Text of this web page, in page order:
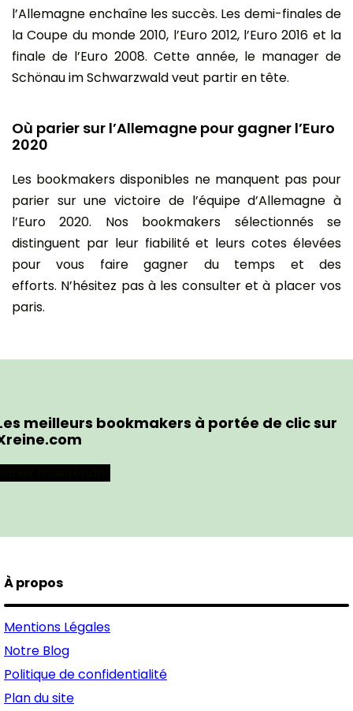
l’Allemagne enchaîne les succès. Les demi-finales de
la Coupe du monde 2010, l’Euro 2012, l’Euro 2016 et la
finale de l’Euro 2008. Cette année, le manager de
Schönau im Schwarzwald veut partir en tête.
Où parier sur l’Allemagne pour gagner l’Euro
2020
Les bookmakers disponibles ne manquent pas pour
parier sur une victoire de l’équipe d’Allemagne à
l’Euro 2020. Nos bookmakers sélectionnés se
distinguent par leur fiabilité et leurs cotes élevées
pour vous faire gagner du temps et des
efforts. N’hésitez pas à les consulter et à placer vos
paris.
meilleurs bookmakers à portée de clic sur
À propos
Mentions Légales
Notre Blog
Politique de confidentialité
Plan du site